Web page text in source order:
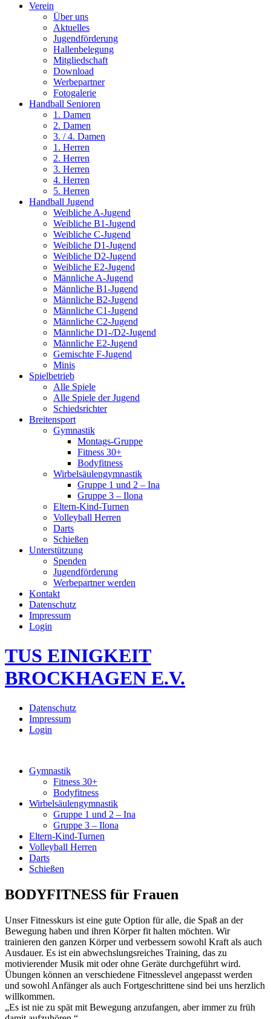
Verein
Über uns
Aktuelles
Jugendförderung
Hallenbelegung
Mitgliedschaft
Download
Werbepartner
Fotogalerie
Handball Senioren
1. Damen
2. Damen
3. / 4. Damen
1. Herren
2. Herren
3. Herren
4. Herren
5. Herren
Handball Jugend
Weibliche A-Jugend
Weibliche B1-Jugend
Weibliche C-Jugend
Weibliche D1-Jugend
Weibliche D2-Jugend
Weibliche E2-Jugend
Männliche A-Jugend
Männliche B1-Jugend
Männliche B2-Jugend
Männliche C1-Jugend
Männliche C2-Jugend
Männliche D1-/D2-Jugend
Männliche E2-Jugend
Gemischte F-Jugend
Minis
Spielbetrieb
Alle Spiele
Alle Spiele der Jugend
Schiedsrichter
Breitensport
Gymnastik
Montags-Gruppe
Fitness 30+
Bodyfitness
Wirbelsäulengymnastik
Gruppe 1 und 2 – Ina
Gruppe 3 – Ilona
Eltern-Kind-Turnen
Volleyball Herren
Darts
Schießen
Unterstützung
Spenden
Jugendförderung
Werbepartner werden
Kontakt
Datenschutz
Impressum
Login
TUS EINIGKEIT
BROCKHAGEN E.V.
Datenschutz
Impressum
Login
Gymnastik
Fitness 30+
Bodyfitness
Wirbelsäulengymnastik
Gruppe 1 und 2 – Ina
Gruppe 3 – Ilona
Eltern-Kind-Turnen
Volleyball Herren
Darts
Schießen
BODYFITNESS für Frauen
Unser Fitnesskurs ist eine gute Option für alle, die Spaß an der
Bewegung haben und ihren Körper fit halten möchten. Wir
trainieren den ganzen Körper und verbessern sowohl Kraft als auch
Ausdauer. Es ist ein abwechslungsreiches Training, das zu
motivierender Musik mit oder ohne Geräte durchgeführt wird.
Übungen können an verschiedene Fitnesslevel angepasst werden
und sowohl Anfänger als auch Fortgeschrittene sind bei uns herzlich
willkommen.
„Es ist nie zu spät mit Bewegung anzufangen, aber immer zu früh